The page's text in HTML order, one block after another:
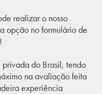
realizar o nosso
opção no formulário de
do Brasil, tendo
na avaliação feita
experiência